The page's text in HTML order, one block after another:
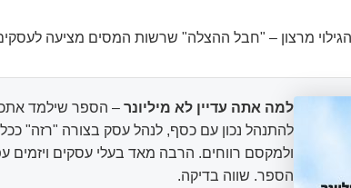
מרצון – "חבל ההצלה" שרשות המסים מציעה
למה אתה עדיין לא מיליונר – הספר שילמד
להתנהל נכון עם כסף, לנהל עסק בצורה "רזה"
ולמקסם רווחים. הרבה מאד בעלי עסקים ויזמים
הספר. שווה בדיקה.